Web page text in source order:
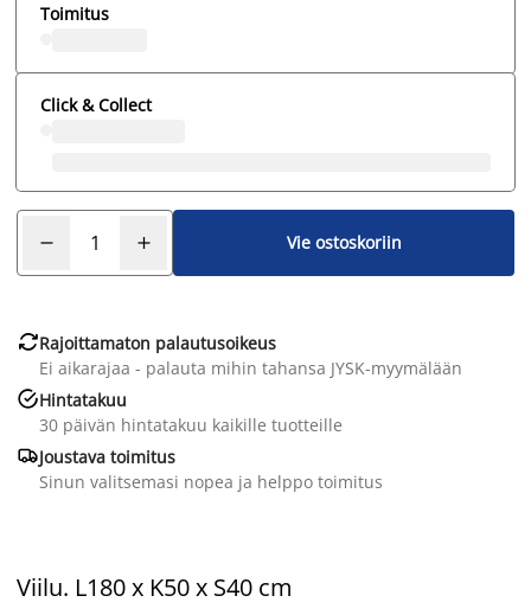
Toimitus
Click & Collect
Vie ostoskoriin
Rajoittamaton palautusoikeus
Ei aikarajaa - palauta mihin tahansa JYSK-myymälään
Hintatakuu
30 päivän hintatakuu kaikille tuotteille
Joustava toimitus
Sinun valitsemasi nopea ja helppo toimitus
Viilu. L180 x K50 x S40 cm